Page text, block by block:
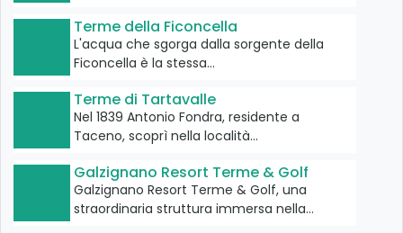
Terme della Ficoncella
L'acqua che sgorga dalla sorgente della
Ficoncella è la stessa…
Terme di Tartavalle
Nel 1839 Antonio Fondra, residente a
Taceno, scoprì nella località…
Galzignano Resort Terme & Golf
Galzignano Resort Terme & Golf, una
straordinaria struttura immersa nella…